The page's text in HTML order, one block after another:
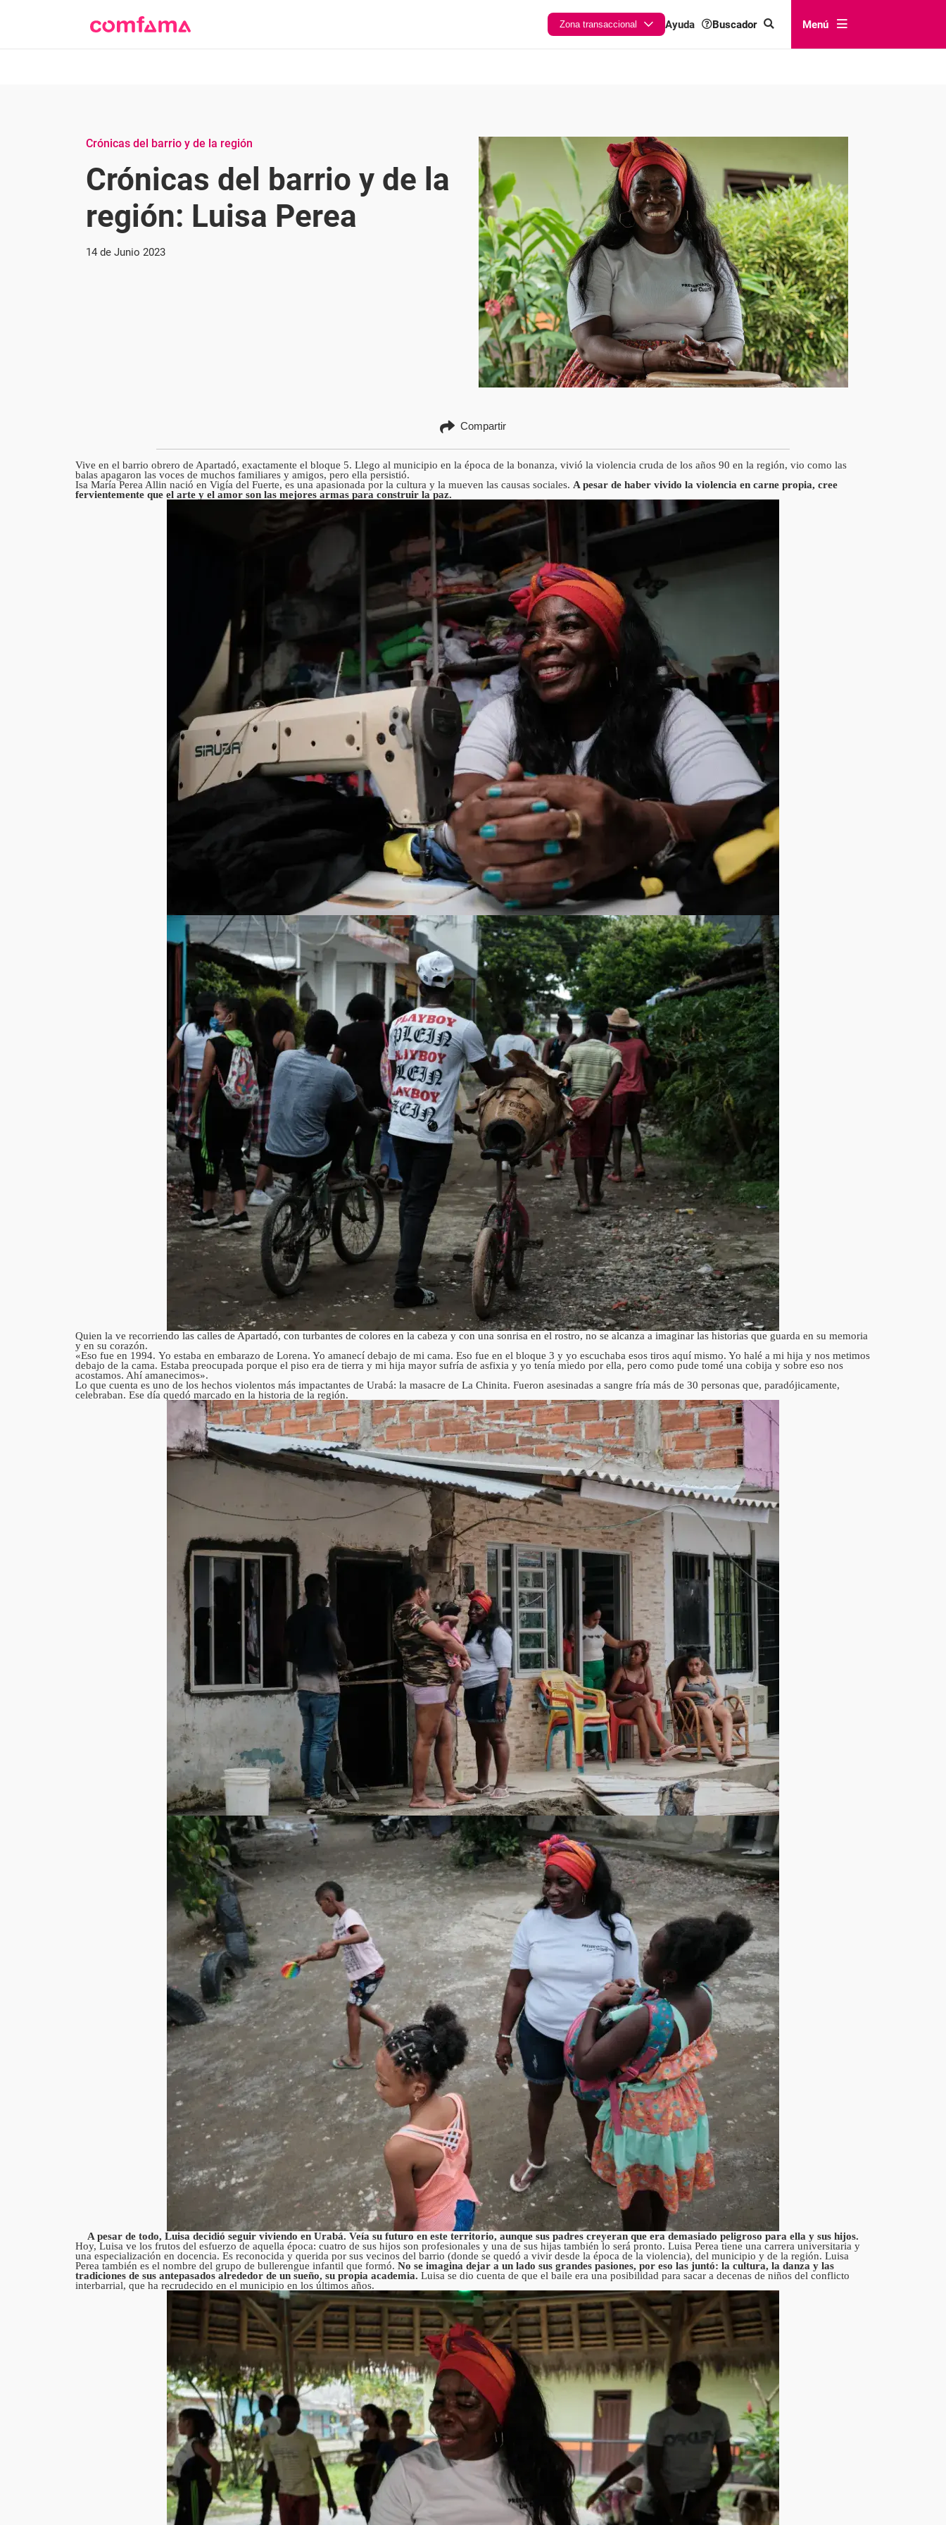
Zona transaccional Ayuda Buscador Menú
Crónicas del barrio y de la región
Crónicas del barrio y de la
región: Luisa Perea
14 de Junio 2023
Compartir
Vive en el barrio obrero de Apartadó, exactamente el bloque 5. Llego al municipio en la época de la bonanza, vivió la violencia cruda de los años 90 en la región, vio como las
balas apagaron las voces de muchos familiares y amigos, pero ella persistió.
Isa María Perea Allin nació en Vigía del Fuerte, es una apasionada por la cultura y la mueven las causas sociales. A pesar de haber vivido la violencia en carne propia, cree
fervientemente que el arte y el amor son las mejores armas para construir la paz.
Quien la ve recorriendo las calles de Apartadó, con turbantes de colores en la cabeza y con una sonrisa en el rostro, no se alcanza a imaginar las historias que guarda en su memoria
y en su corazón.
«Eso fue en 1994. Yo estaba en embarazo de Lorena. Yo amanecí debajo de mi cama. Eso fue en el bloque 3 y yo escuchaba esos tiros aquí mismo. Yo halé a mi hija y nos metimos
debajo de la cama. Estaba preocupada porque el piso era de tierra y mi hija mayor sufría de asfixia y yo tenía miedo por ella, pero como pude tomé una cobija y sobre eso nos
acostamos. Ahí amanecimos».
Lo que cuenta es uno de los hechos violentos más impactantes de Urabá: la masacre de La Chinita. Fueron asesinadas a sangre fría más de 30 personas que, paradójicamente,
celebraban. Ese día quedó marcado en la historia de la región.
A pesar de todo, Luisa decidió seguir viviendo en Urabá. Veía su futuro en este territorio, aunque sus padres creyeran que era demasiado peligroso para ella y sus hijos.
Hoy, Luisa ve los frutos del esfuerzo de aquella época: cuatro de sus hijos son profesionales y una de sus hijas también lo será pronto. Luisa Perea tiene una carrera universitaria y
una especialización en docencia. Es reconocida y querida por sus vecinos del barrio (donde se quedó a vivir desde la época de la violencia), del municipio y de la región. Luisa
Perea también es el nombre del grupo de bullerengue infantil que formó. No se imagina dejar a un lado sus grandes pasiones, por eso las juntó: la cultura, la danza y las
tradiciones de sus antepasados alrededor de un sueño, su propia academia. Luisa se dio cuenta de que el baile era una posibilidad para sacar a decenas de niños del conflicto
interbarrial, que ha recrudecido en el municipio en los últimos años.